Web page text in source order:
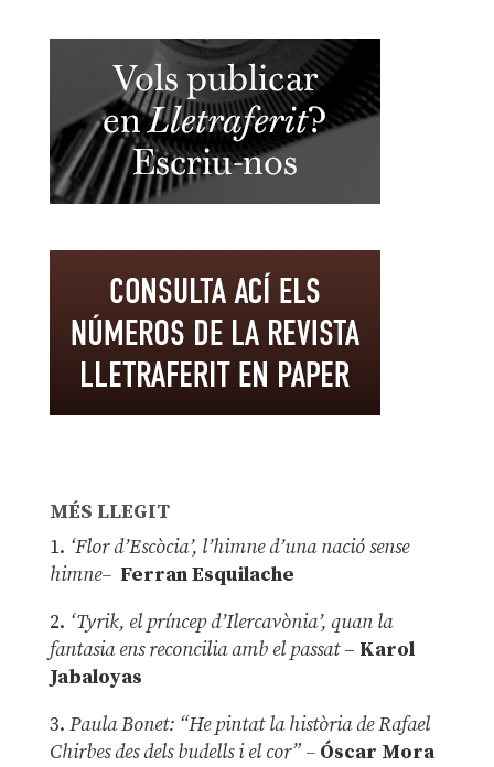
MÉS LLEGIT
1. ‘Flor d’Escòcia’, l’himne d’una nació sense
himne– Ferran Esquilache
2. ‘Tyrik, el príncep d’Ilercavònia’, quan la
fantasia ens reconcilia amb el passat– Karol
Jabaloyas
3. Paula Bonet: “He pintat la història de Rafael
Chirbes des dels budells i el cor” –Óscar Mora